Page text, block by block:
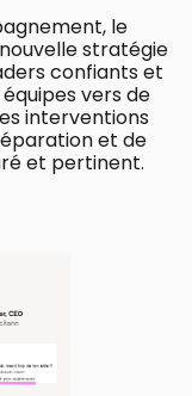
le
stratégie
confiants et
vers de
interventions
et de
et pertinent.